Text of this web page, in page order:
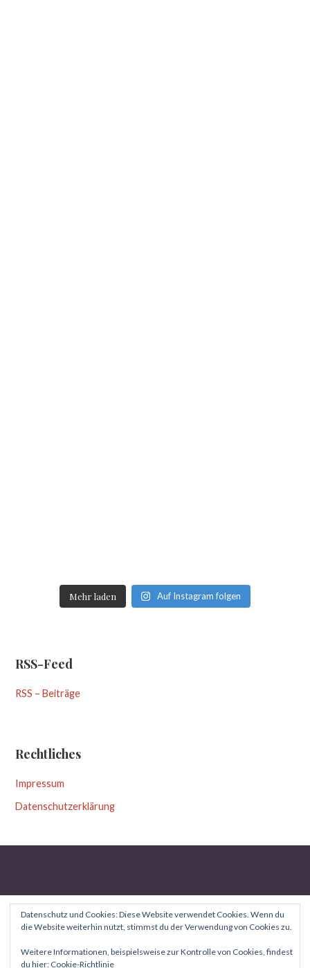
Mehr laden Auf Instagram folgen
RSS-Feed
RSS – Beiträge
Rechtliches
Impressum
Datenschutzerklärung
Datenschutz und Cookies: Diese Website verwendet Cookies. Wenn du
die Website weiterhin nutzt, stimmst du der Verwendung von Cookies zu.
Weitere Informationen, beispielsweise zur Kontrolle von Cookies, findest
du hier: Cookie-Richtlinie